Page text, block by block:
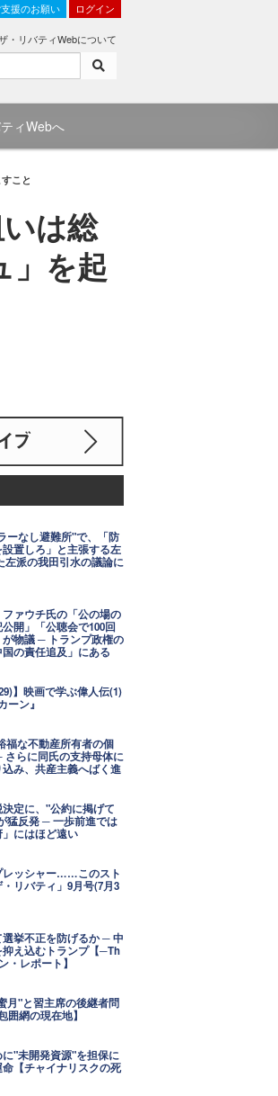
支援のお願い ログイン
・リバティWebについて
ィWebへ
こと
は総
」を起
ーなし避難所"で、「防
置しろ」と主張する左
派の我田引水の議論に
ファウチ氏の「公の場の
開」「公聴会で100回
物議 ─ トランプ政権の
の責任追及」にある
】映画で学ぶ偉人伝(1)
ーン』
福な不動産所有者の個
さらに同氏の支持母体に
み、共産主義へばく進
定に、"公約に掲げて
猛反発 ─ 一歩前進では
にはほど遠い
レッシャー……このスト
リバティ」9月号(7月3
挙不正を防げるか ─ 中
え込むトランプ【─Th
・レポート】
月"と習主席の後継者問
網の現在地】
"未開発資源"を担保に
【チャイナリスクの死